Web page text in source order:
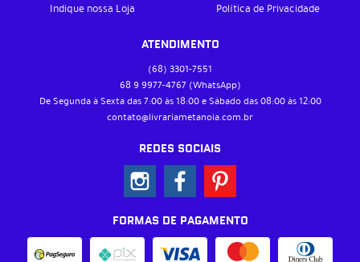
Indique nossa Loja
Política de Privacidade
ATENDIMENTO
(68) 3301-7551
68 9 9977-4767 (WhatsApp)
De Segunda à Sexta das 7:00 às 18:00 e Sábado das 08:00 às 12:00
contato@livrariametanoia.com.br
REDES SOCIAIS
FORMAS DE PAGAMENTO